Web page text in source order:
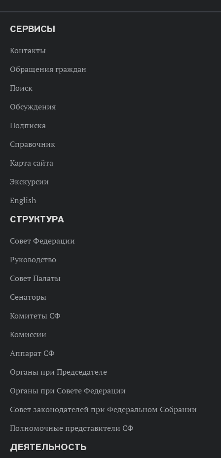
СЕРВИСЫ
Контакты
Обращения граждан
Поиск
Обсуждения
Подписка
Справочник
Карта сайта
Экскурсии
English
СТРУКТУРА
Совет Федерации
Руководство
Совет Палаты
Сенаторы
Комитеты СФ
Комиссии
Аппарат СФ
Органы при Председателе
Органы при Совете Федерации
Совет законодателей при Федеральном Собрании
Полномочные представители СФ
ДЕЯТЕЛЬНОСТЬ